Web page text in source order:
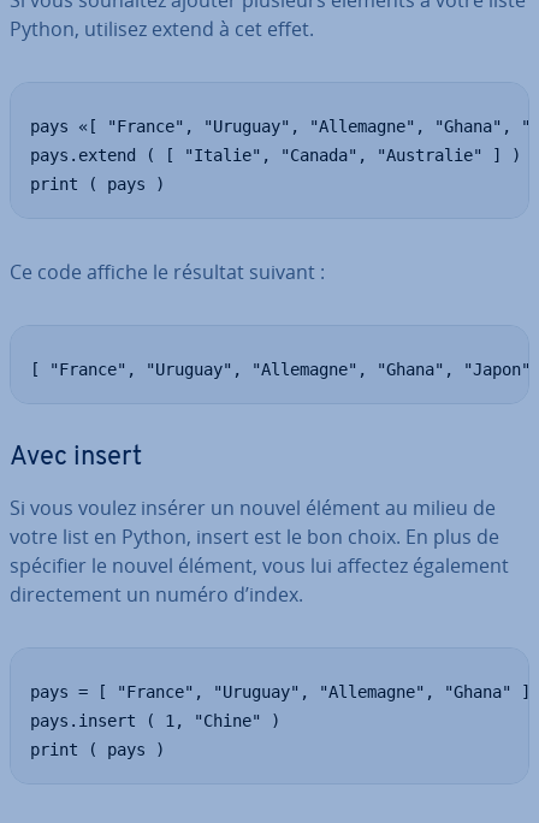
Python, utilisez extend à cet effet.
pays «[ "France", "Uruguay", "Allemagne", "Ghana",
pays.extend ( [ "Italie", "Canada", "Australie" ] )
print ( pays )
Ce code affiche le résultat suivant :
[ "France", "Uruguay", "Allemagne", "Ghana",
Avec insert
Si vous voulez insérer un nouvel élément au milieu de
votre list en Python, insert est le bon choix. En plus de
spécifier le nouvel élément, vous lui affectez également
di­rec­te­ment un numéro d’index.
pays = [ "France", "Uruguay", "Allemagne", "Ghana" ]
pays.insert ( 1, "Chine" )
print ( pays )